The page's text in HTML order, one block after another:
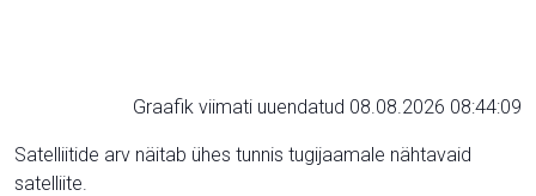
Graafik viimati uuendatud 08.08.2026 08:44:09
Satelliitide arv näitab ühes tunnis tugijaamale nähtavaid
satelliite.